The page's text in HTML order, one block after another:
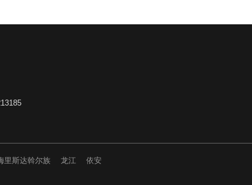
里斯达斡尔族 龙江
依安